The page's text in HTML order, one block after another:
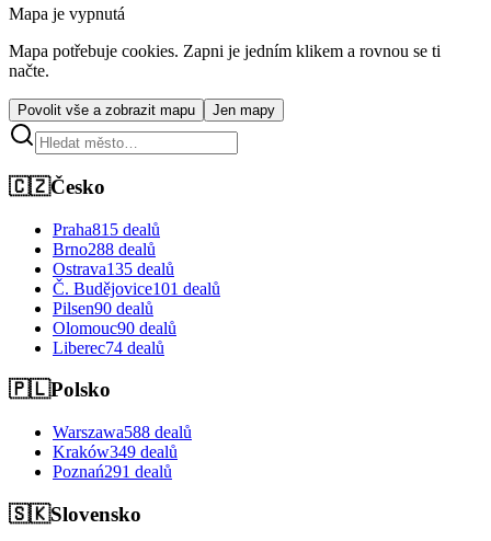
Mapa je vypnutá
Mapa potřebuje cookies. Zapni je jedním klikem a rovnou se ti
načte.
Povolit vše a zobrazit mapu Jen mapy
🇨🇿Česko
Praha815 dealů
Brno288 dealů
Ostrava135 dealů
Č. Budějovice101 dealů
Pilsen90 dealů
Olomouc90 dealů
Liberec74 dealů
🇵🇱Polsko
Warszawa588 dealů
Kraków349 dealů
Poznań291 dealů
🇸🇰Slovensko